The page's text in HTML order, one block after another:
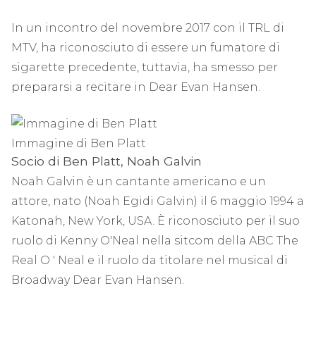
In un incontro del novembre 2017 con il TRL di
MTV, ha riconosciuto di essere un fumatore di
sigarette precedente, tuttavia, ha smesso per
prepararsi a recitare in Dear Evan Hansen.
Immagine di Ben Platt
Socio di Ben Platt, Noah Galvin
Noah Galvin è un cantante americano e un
attore, nato (Noah Egidi Galvin) il 6 maggio 1994 a
Katonah, New York, USA. È riconosciuto per il suo
ruolo di Kenny O'Neal nella sitcom della ABC The
Real O ' Neal e il ruolo da titolare nel musical di
Broadway Dear Evan Hansen.